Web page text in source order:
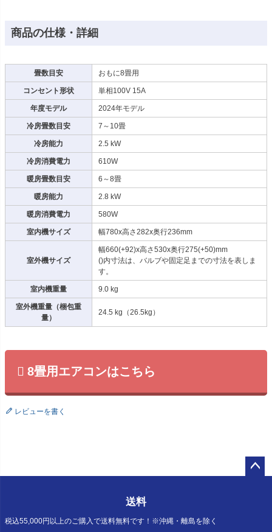
商品の仕様・詳細
畳数目安 おもに8畳用
コンセント形状 単相100V 15A
年度モデル 2024年モデル
冷房畳数目安 7～10畳
冷房能力 2.5 kW
冷房消費電力 610W
暖房畳数目安 6～8畳
暖房能力 2.8 kW
暖房消費電力 580W
室内機サイズ 幅780x高さ282x奥行236mm
室外機サイズ
幅660(+92)x高さ530x奥行275(+50)mm
()内寸法は、バルブや固定足までの寸法を表しま
す。
室内機重量 9.0 kg
室外機重量（梱包重
量）
24.5 kg（26.5kg）
8畳用エアコンはこちら
レビューを書く
送料
税込55,000円以上のご購入で送料無料です！※沖縄・離島を除く